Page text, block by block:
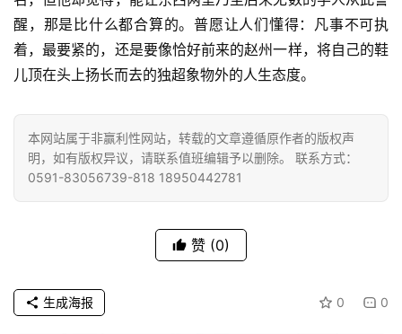
乐
菩
提
专
题
公
佛
醒，那是比什么都合算的。普愿让人们懂得：凡事不可执
着，最要紧的，还是要像恰好前来的赵州一样，将自己的鞋
儿顶在头上扬长而去的独超象物外的人生态度。
本网站属于非赢利性网站，转载的文章遵循原作者的版权声
明，如有版权异议，请联系值班编辑予以删除。 联系方式：
0591-83056739-818 18950442781
赞 (0)
0 0
生成海报